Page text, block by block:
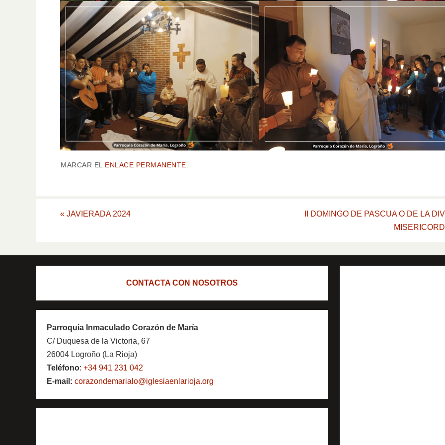
MARCAR EL ENLACE PERMANENTE
« JAVIERADA 2024
II DOMINGO DE PASCUA O DE LA
CONTACTA CON NOSOTROS
Parroquia Inmaculado Corazón de María
C/ Duquesa de la Victoria, 67
26004 Logroño (La Rioja)
Teléfono: +34 941 231 042
E-mail: corazondemarialo@iglesiaenlarioja.org